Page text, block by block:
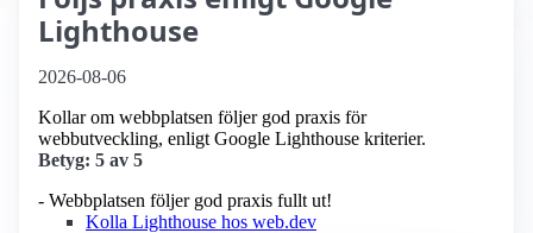
Lighthouse
2026-08-06
Kollar om webbplatsen följer god praxis för
webbutveckling, enligt Google Lighthouse kriterier.
Betyg: 5 av 5
- Webbplatsen följer god praxis fullt ut!
Kolla Lighthouse hos web.dev